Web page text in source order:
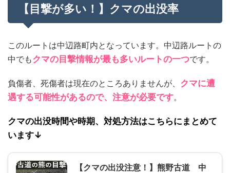
【目撃が多い！】クマの出没率
このルートは中辺路町内となっています。中辺路ルートの
中でもクマの目撃情報が最も多いルートの一つです。
負傷者、死傷者は現在のところありませんが、 クマに遭
遇する可能性があるので、注意が必要です。
クマの出没時間や時期、対処方法はこちらにまとめて
います↓
【クマの出没注意！】熊野古道 中